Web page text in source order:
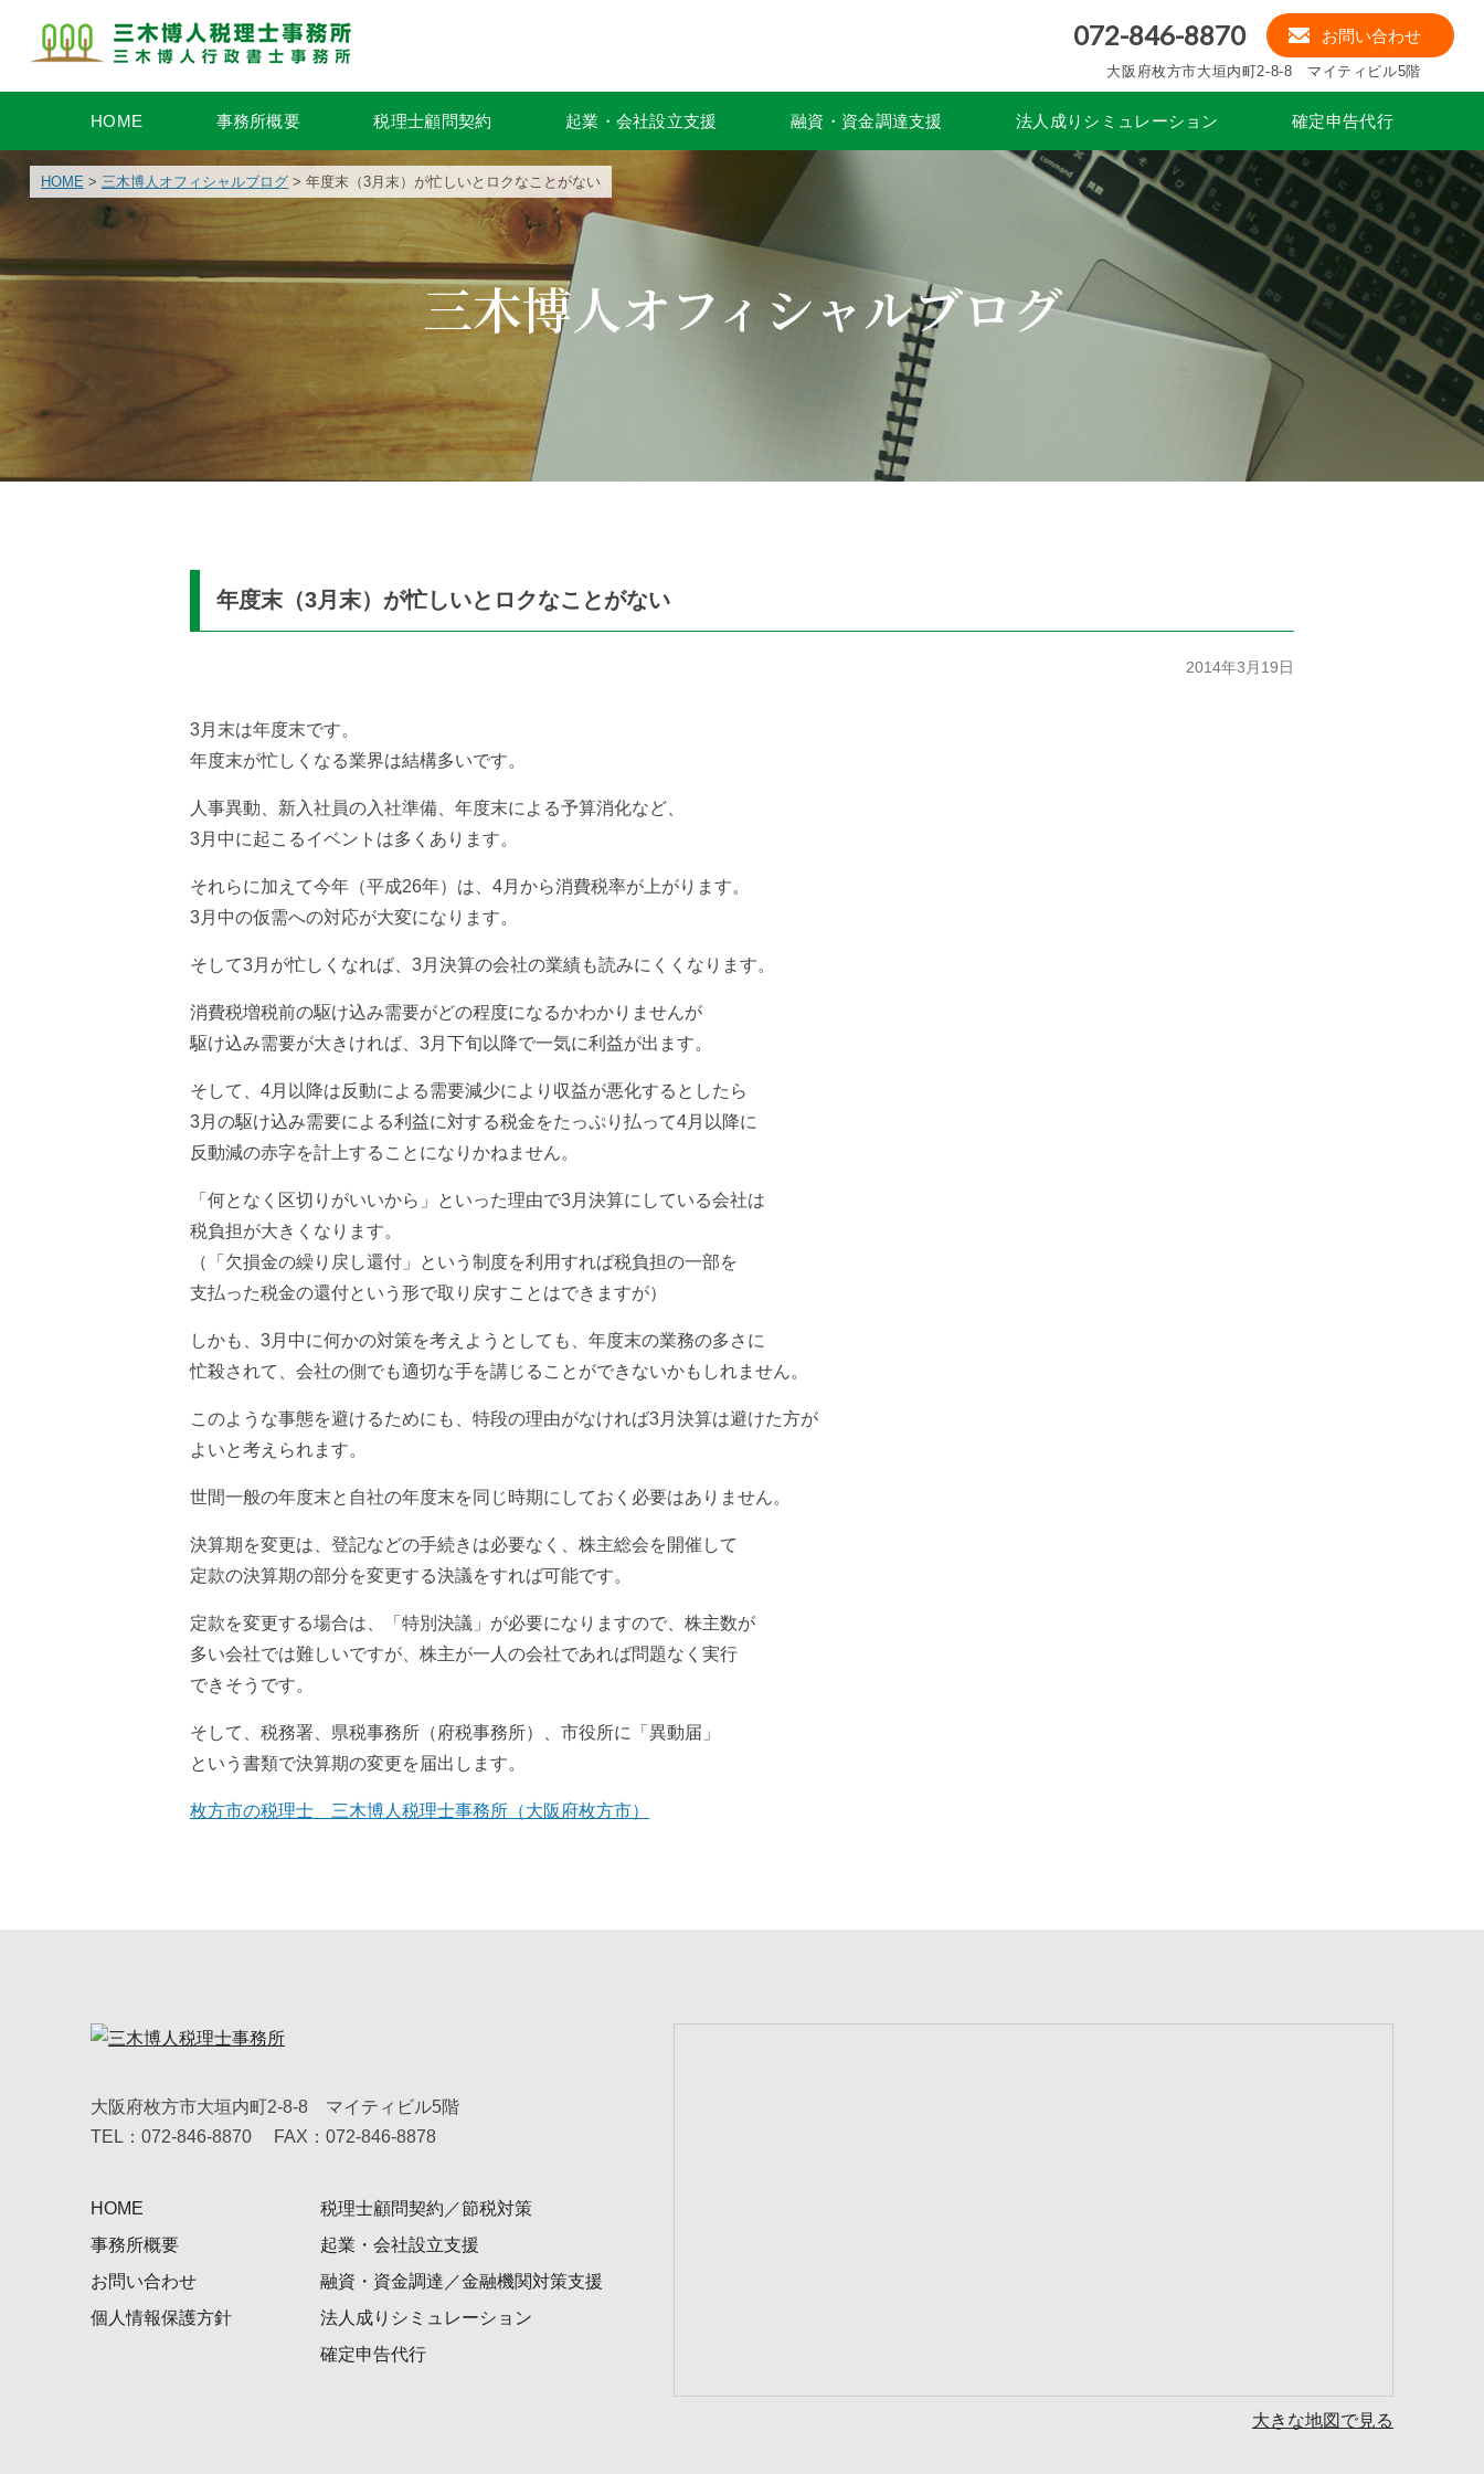
072-846-8870 お問い合わせ
大阪府枚方市大垣内町2-8-8 マイティビル5階
HOME 事務所概要 税理士顧問契約 起業・会社設立支援 融資・資金調達支援 法人成りシミュレーション 確定申告代行
HOME > 三木博人オフィシャルブログ> 年度末（3月末）が忙しいとロクなことがない
三木博人オフィシャルブログ
年度末（3月末）が忙しいとロクなことがない
2014年3月19日
3月末は年度末です。
年度末が忙しくなる業界は結構多いです。
人事異動、新入社員の入社準備、年度末による予算消化など、
3月中に起こるイベントは多くあります。
それらに加えて今年（平成26年）は、4月から消費税率が上がります。
3月中の仮需への対応が大変になります。
そして3月が忙しくなれば、3月決算の会社の業績も読みにくくなります。
消費税増税前の駆け込み需要がどの程度になるかわかりませんが
駆け込み需要が大きければ、3月下旬以降で一気に利益が出ます。
そして、4月以降は反動による需要減少により収益が悪化するとしたら
3月の駆け込み需要による利益に対する税金をたっぷり払って4月以降に
反動減の赤字を計上することになりかねません。
「何となく区切りがいいから」といった理由で3月決算にしている会社は
税負担が大きくなります。
（「欠損金の繰り戻し還付」という制度を利用すれば税負担の一部を
支払った税金の還付という形で取り戻すことはできますが）
しかも、3月中に何かの対策を考えようとしても、年度末の業務の多さに
忙殺されて、会社の側でも適切な手を講じることができないかもしれません。
このような事態を避けるためにも、特段の理由がなければ3月決算は避けた方が
よいと考えられます。
世間一般の年度末と自社の年度末を同じ時期にしておく必要はありません。
決算期を変更は、登記などの手続きは必要なく、株主総会を開催して
定款の決算期の部分を変更する決議をすれば可能です。
定款を変更する場合は、「特別決議」が必要になりますので、株主数が
多い会社では難しいですが、株主が一人の会社であれば問題なく実行
できそうです。
そして、税務署、県税事務所（府税事務所）、市役所に「異動届」
という書類で決算期の変更を届出します。
枚方市の税理士 三木博人税理士事務所（大阪府枚方市）
大阪府枚方市大垣内町2-8-8 マイティビル5階
TEL：072-846-8870
FAX：072-846-8878
HOME
事務所概要
お問い合わせ
個人情報保護方針
税理士顧問契約／節税対策
起業・会社設立支援
融資・資金調達／金融機関対策支援
法人成りシミュレーション
確定申告代行
大きな地図で見る